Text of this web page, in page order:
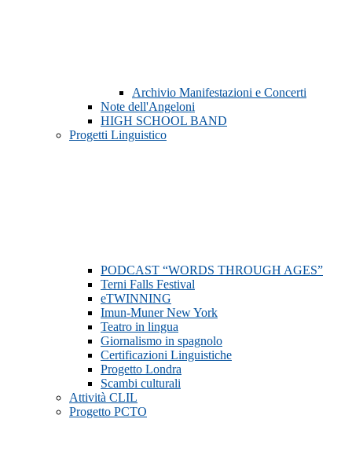
Archivio Manifestazioni e Concerti
Note dell'Angeloni
HIGH SCHOOL BAND
Progetti Linguistico
PODCAST “WORDS THROUGH AGES”
Terni Falls Festival
eTWINNING
Imun-Muner New York
Teatro in lingua
Giornalismo in spagnolo
Certificazioni Linguistiche
Progetto Londra
Scambi culturali
Attività CLIL
Progetto PCTO